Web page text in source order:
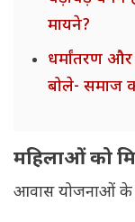
मायने?
धर्मांतरण
बोले- समाज
महिलाओं को
आवास योजनाओं के